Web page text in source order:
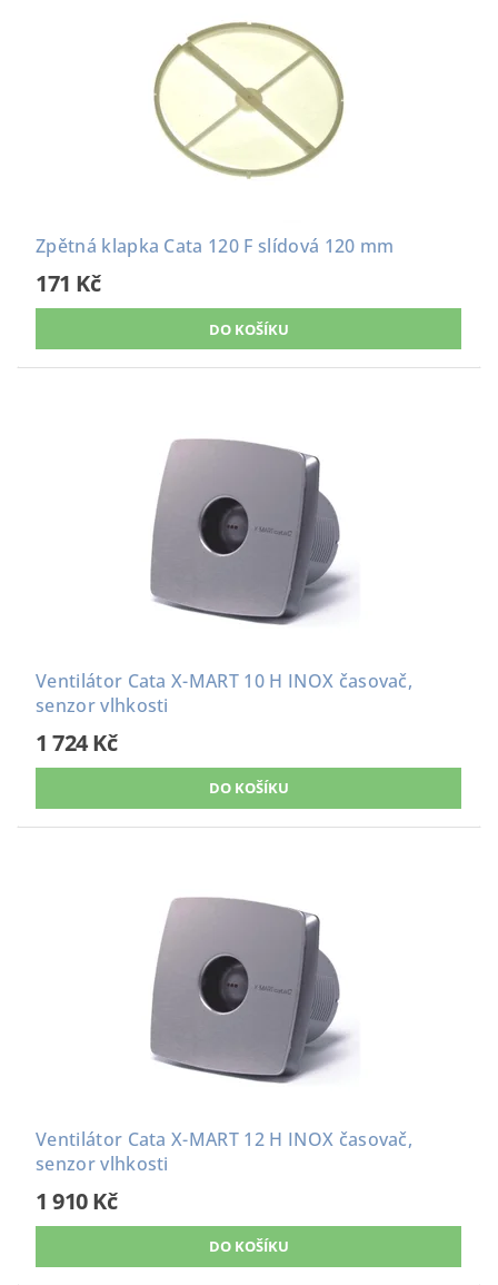
Zpětná klapka Cata 120 F slídová 120 mm
171 Kč
Ventilátor Cata X-MART 10 H INOX časovač,
senzor vlhkosti
1 724 Kč
Ventilátor Cata X-MART 12 H INOX časovač,
senzor vlhkosti
1 910 Kč